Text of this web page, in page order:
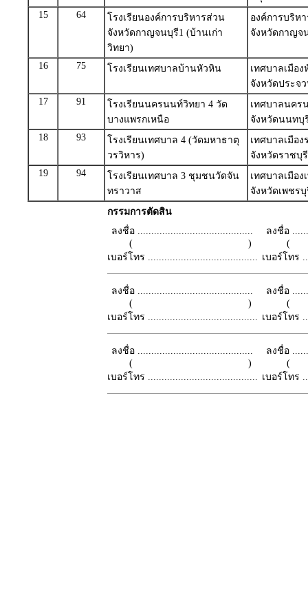
15
64
โรงเรียนองค์การบริหารส่วน
จังหวัดกาญจนบุรี1 (บ้านเก่า
วิทยา)
องค์การบริห
จังหวัดกาญจ
16 75 โรงเรียนเทศบาลบ้านหัวหิน
เทศบาลเมือ
จังหวัดประจ
17
91
โรงเรียนนครนนท์วิทยา 4 วัด
บางแพรกเหนือ
เทศบาลนคร
จังหวัดนนทบุ
18
93
โรงเรียนเทศบาล 4 (วัดมหาธาตุ
วรวิหาร)
เทศบาลเมือง
จังหวัดราชบุรี
19
94
โรงเรียนเทศบาล 3 ชุมชนวัดจัน
ทราวาส
เทศบาลเมือง
จังหวัดเพชร
กรรมการตัดสิน
ลงชื่อ ..........................................
( )
เบอร์โทร ........................................
ลงชื่อ
เบอร์โทร
ลงชื่อ ..........................................
( )
เบอร์โทร ........................................
ลงชื่อ
เบอร์โทร
ลงชื่อ ..........................................
( )
เบอร์โทร ........................................
ลงชื่อ
เบอร์โทร